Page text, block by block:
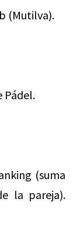
(Mutilva).
Pádel.
(suma
la pareja).